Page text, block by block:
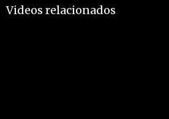
Videos relacionados